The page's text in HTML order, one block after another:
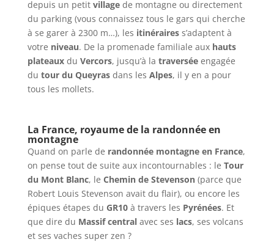
depuis un petit villagede montagne ou directement
du parking (vous connaissez tous le gars qui cherche
à se garer à 2300 m…), les itinérairess’adaptent à
votre niveau. De la promenade familiale aux hauts
plateauxdu Vercors, jusqu’à la traverséeengagée
du tour du Queyrasdans les Alpes, il y en a pour
tous les mollets.
La France, royaume de la randonnée en
montagne
Quand on parle de randonnée montagne en France,
on pense tout de suite aux incontournables : le Tour
du Mont Blanc, le Chemin de Stevenson(parce que
Robert Louis Stevenson avait du flair), ou encore les
épiques étapes du GR10à travers les Pyrénées. Et
que dire du Massif centralavec ses lacs, ses volcans
et ses vaches super zen ?